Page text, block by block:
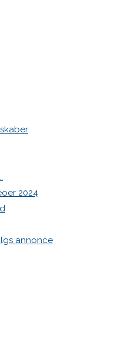
2024
annonce
båd.dk
båd.dk
og rullefok-presenning til H-båd:
salg
jollevest xl
kapsejlads-stand sælges